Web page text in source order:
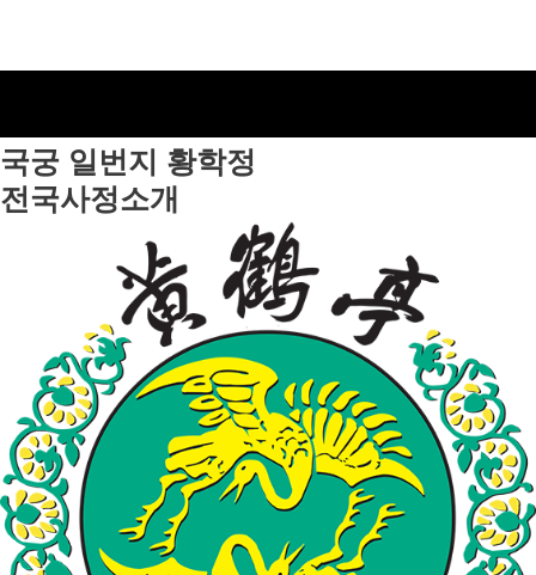
국궁 일번지 황학정
전국사정소개